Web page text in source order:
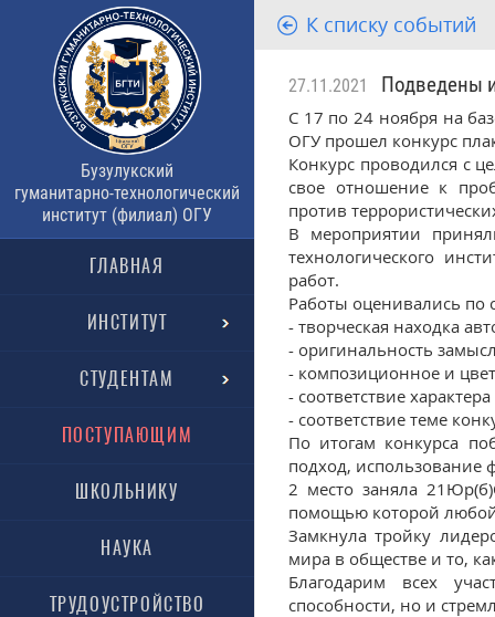
Бузулукский
гуманитарно-технологический
институт (филиал) ОГУ
ГЛАВНАЯ
ИНСТИТУТ
СТУДЕНТАМ
ПОСТУПАЮЩИМ
ШКОЛЬНИКУ
НАУКА
ТРУДОУСТРОЙСТВО
К списку событий
27.11.2021 Подведены
С 17 по 24 ноября на
ОГУ прошел конкурс
Конкурс проводился с
свое отношение к
против
В мероприятии
технологического
работ.
Работы оценивались
- творческая находка
- оригинальность
- композиционное и
- соответствие
- соответствие теме
По итогам конкурса
подход, использование
2 место заняла
помощью которой любой
Замкнула тройку
мира в обществе и то,
Благодарим всех
способности, но и